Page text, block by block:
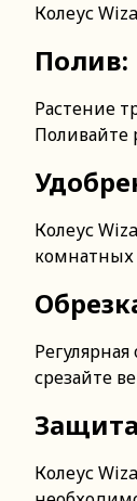
Колеус
Полив:
Растение
Поливайте
Колеус
комнатных
срезайте
Колеус